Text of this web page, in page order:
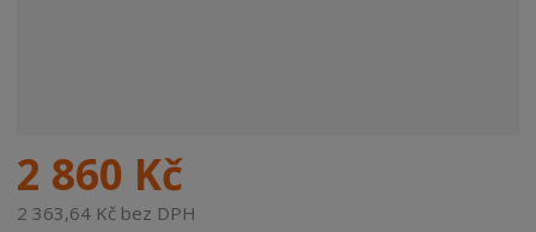
2 860 Kč
2 363,64 Kč bez DPH